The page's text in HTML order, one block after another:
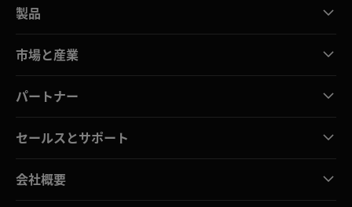
製品
市場と産業
パートナー
セールスとサポート
会社概要